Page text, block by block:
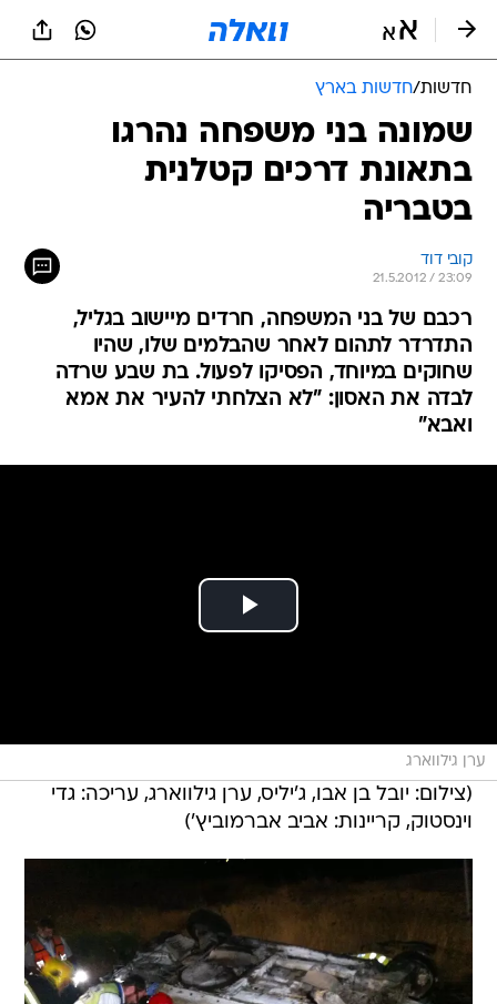
חדשות/חדשות בארץ
שמונה בני משפחה נהרגו
בתאונת דרכים קטלנית
בטבריה
קובי דוד
21.5.2012 / 23:09
רכבם של בני המשפחה, חרדים מיישוב בגליל,
התדרדר לתהום לאחר שהבלמים שלו, שהיו
שחוקים במיוחד, הפסיקו לפעול. בת שבע שרדה
לבדה את האסון: "לא הצלחתי להעיר את אמא
ואבא"
ערן גילווארג
(צילום: יובל בן אבו, ג'יליס, ערן גילווארג, עריכה: גדי
וינסטוק, קריינות: אביב אברמוביץ')